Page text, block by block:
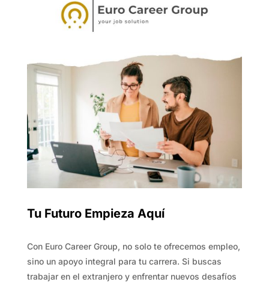
Tu Futuro Empieza Aquí
Con Euro Career Group, no solo te ofrecemos empleo,
sino un apoyo integral para tu carrera. Si buscas
trabajar en el extranjero y enfrentar nuevos desafíos